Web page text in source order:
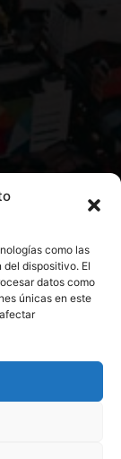
como las
dispositivo. El
datos como
únicas en este